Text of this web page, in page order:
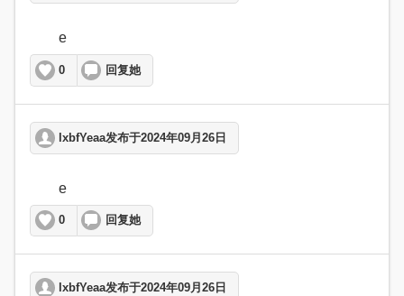
	e
0 回复她
lxbfYeaa发布于2024年09月26日
	e
0 回复她
lxbfYeaa发布于2024年09月26日